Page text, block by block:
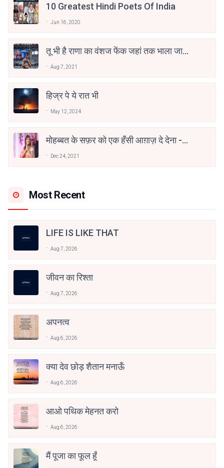
10 Greatest Hindi Poets Of India
Jun 16, 2020
तू भी है राणा का वंशज फेंक जहां तक भाला जाए:
Aug 7, 2021
हिज्र पे ये रात भी
May 12, 2024
मोहब्बत के सफ़र को एक हँसी आग़ाज़ दे देना -
Dec 24, 2021
Most Recent
LIFE IS LIKE THAT
Aug 7, 2026
जीवन का रिश्ता
Aug 7, 2026
अपनत्व
Aug 6, 2026
क्या देव छोड़ शैतान मनाऊँ
Aug 6, 2026
आओ पथिक मेहनत करो
Aug 6, 2026
मैं पूजा का फूल हूँ